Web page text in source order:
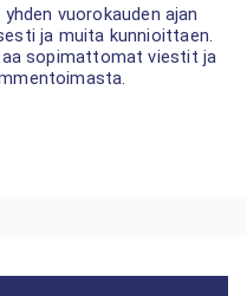
vuorokauden ajan
ja muita kunnioittaen.
sopimattomat viestit ja